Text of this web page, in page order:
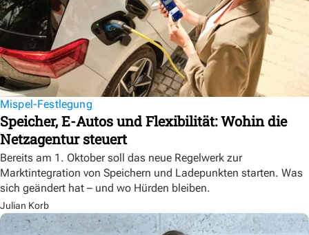
Mispel-Festlegung
Speicher, E-Autos und Flexibilität: Wohin die
Netzagentur steuert
Bereits am 1. Oktober soll das neue Regelwerk zur
Marktintegration von Speichern und Ladepunkten starten. Was
sich geändert hat – und wo Hürden bleiben.
Julian Korb